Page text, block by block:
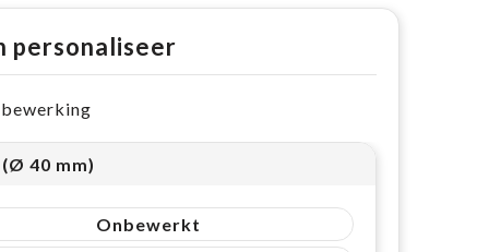
personaliseer
40 mm)
Onbewerkt